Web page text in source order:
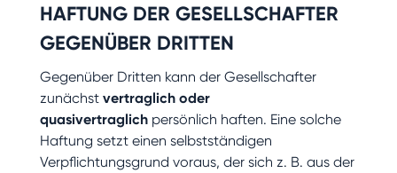
HAFTUNG DER GESELLSCHAFTER
GEGENÜBER DRITTEN
Gegenüber Dritten kann der Gesellschafter
zunächst vertraglich oder
quasivertraglichpersönlich haften. Eine solche
Haftung setzt einen selbstständigen
Verpflichtungsgrund voraus, der sich z. B. aus der